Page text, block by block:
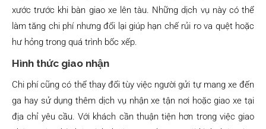
xước trước khi bàn giao xe lên tàu. Những dịch vụ này có thể
làm tăng chi phí nhưng đổi lại giúp hạn chế rủi ro va quệt hoặc
hư hỏng trong quá trình bốc xếp.
Hình thức giao nhận
Chi phí cũng có thể thay đổi tùy việc người gửi tự mang xe đến
ga hay sử dụng thêm dịch vụ nhận xe tận nơi hoặc giao xe tại
địa chỉ yêu cầu. Với khách cần thuận tiện hơn trong việc giao